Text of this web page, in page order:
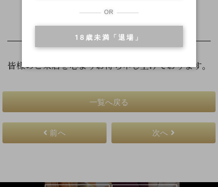
皆様のご来店を心よりお待ち申し上げております。
前へ
一覧へ戻る
次へ
OR
18歳未満「退場」